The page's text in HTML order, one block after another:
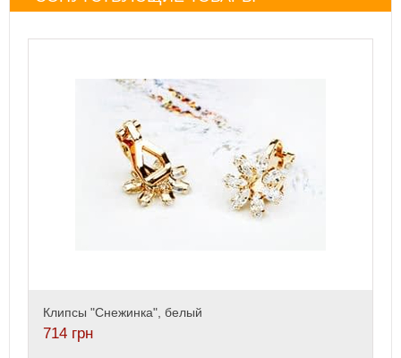
Клипсы "Снежинка", белый
714 грн